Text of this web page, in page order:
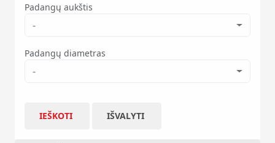
Padangų aukštis
-
Padangų diametras
-
IEŠKOTI IŠVALYTI